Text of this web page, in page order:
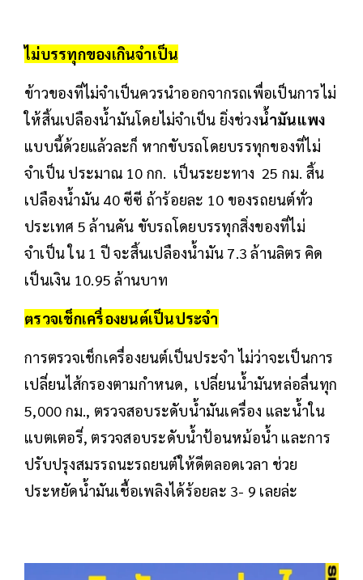
ไม่บรรทุกของเกินจำเป็น
ข้าวของที่ไม่จำเป็นควรนำออกจากรถเพื่อเป็นการไม่
ให้สิ้นเปลืองน้ำมันโดยไม่จำเป็น ยิ่งช่วงน้ำมันแพง
แบบนี้ด้วยแล้วละก็ หากขับรถโดยบรรทุกของที่ไม่
จำเป็น ประมาณ 10 กก. เป็นระยะทาง 25 กม. สิ้น
เปลืองน้ำมัน 40 ซีซี ถ้าร้อยละ 10 ของรถยนต์ทั่ว
ประเทศ 5 ล้านคัน ขับรถโดยบรรทุกสิ่งของที่ไม่
จำเป็น ใน 1 ปี จะสิ้นเปลืองน้ำมัน 7.3 ล้านลิตร คิด
เป็นเงิน 10.95 ล้านบาท
ตรวจเช็กเครื่องยนต์เป็นประจำ
การตรวจเช็กเครื่องยนต์เป็นประจำ ไม่ว่าจะเป็นการ
เปลี่ยนไส้กรองตามกำหนด, เปลี่ยนน้ำมันหล่อลื่นทุก
5,000 กม., ตรวจสอบระดับน้ำมันเครื่อง และน้ำใน
แบตเตอรี่, ตรวจสอบระดับน้ำป้อนหม้อน้ำ และการ
ปรับปรุงสมรรถนะรถยนต์ให้ดีตลอดเวลา ช่วย
ประหยัดน้ำมันเชื้อเพลิงได้ร้อยละ 3- 9 เลยล่ะ